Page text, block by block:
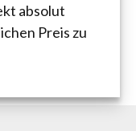
absolut
Preis zu